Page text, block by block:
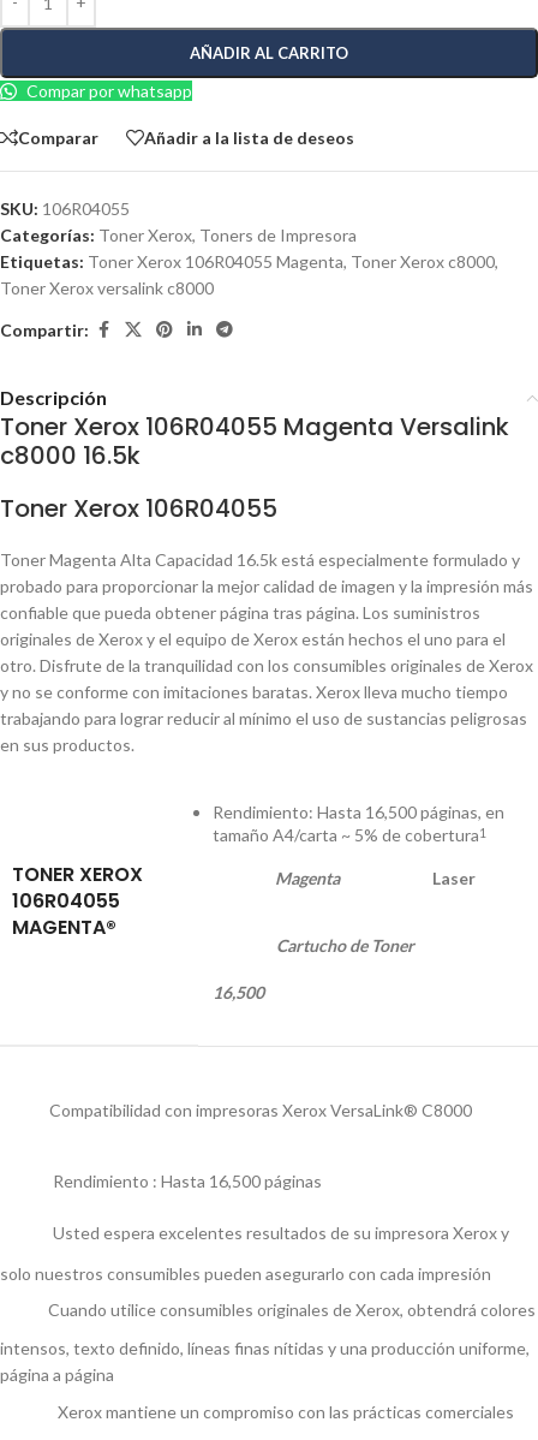
AÑADIR AL CARRITO
Compar por whatsapp
Comparar Añadir a la lista de deseos
SKU: 106R04055
Categorías: Toner Xerox, Toners de Impresora
Etiquetas: Toner Xerox 106R04055 Magenta, Toner Xerox c8000,
Toner Xerox versalink c8000
Compartir:
Descripción
Toner Xerox 106R04055 Magenta Versalink
c8000 16.5k
Toner Xerox 106R04055
Toner Magenta Alta Capacidad 16.5k está especialmente formulado y
probado para proporcionar la mejor calidad de imagen y la impresión más
confiable que pueda obtener página tras página. Los suministros
originales de Xerox y el equipo de Xerox están hechos el uno para el
otro. Disfrute de la tranquilidad con los consumibles originales de Xerox
y no se conforme con imitaciones baratas. Xerox lleva mucho tiempo
trabajando para lograr reducir al mínimo el uso de sustancias peligrosas
en sus productos.
TONER XEROX
106R04055
MAGENTA®
Rendimiento: Hasta 16,500 páginas, en
tamaño A4/carta ~ 5% de cobertura1
Magenta Laser
Cartucho de Toner
16,500
Compatibilidad con impresoras Xerox VersaLink® C8000
Rendimiento : Hasta 16,500 páginas
Usted espera excelentes resultados de su impresora Xerox y
solo nuestros consumibles pueden asegurarlo con cada impresión
Cuando utilice consumibles originales de Xerox, obtendrá colores
intensos, texto definido, líneas finas nítidas y una producción uniforme,
página a página
Xerox mantiene un compromiso con las prácticas comerciales